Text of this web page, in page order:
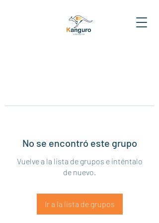
No se encontró este grupo
Vuelve a la lista de grupos e inténtalo
de nuevo.
Ir a la lista de grupos